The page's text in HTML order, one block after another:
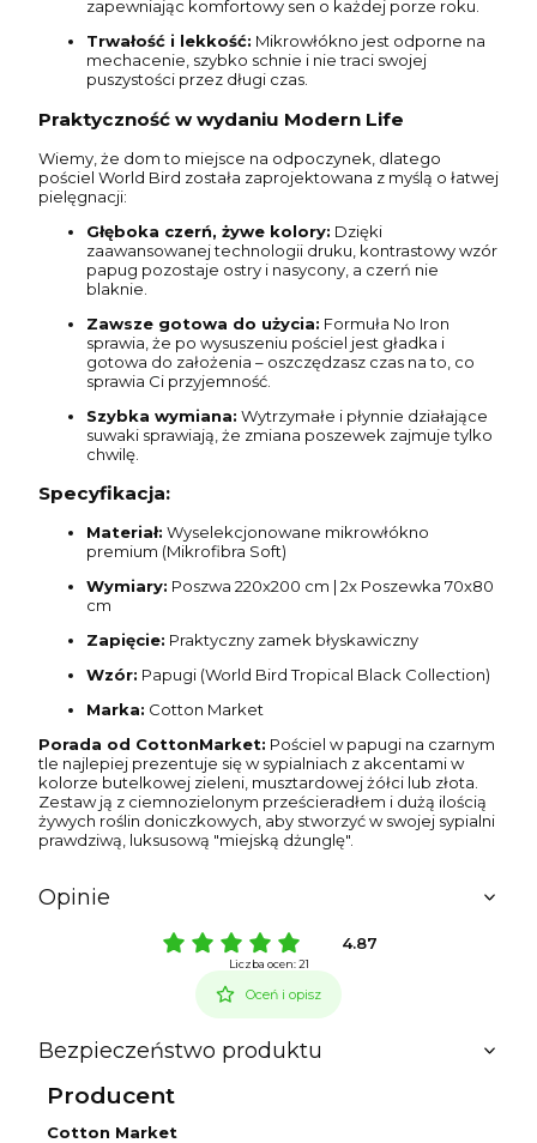
zapewniając komfortowy sen o każdej porze roku.
Trwałość i lekkość: Mikrowłókno jest odporne na
mechacenie, szybko schnie i nie traci swojej
puszystości przez długi czas.
Praktyczność w wydaniu Modern Life
Wiemy, że dom to miejsce na odpoczynek, dlatego
pościel World Bird została zaprojektowana z myślą o łatwej
pielęgnacji:
Głęboka czerń, żywe kolory: Dzięki
zaawansowanej technologii druku, kontrastowy wzór
papug pozostaje ostry i nasycony, a czerń nie
blaknie.
Zawsze gotowa do użycia: Formuła No Iron
sprawia, że po wysuszeniu pościel jest gładka i
gotowa do założenia – oszczędzasz czas na to, co
sprawia Ci przyjemność.
Szybka wymiana: Wytrzymałe i płynnie działające
suwaki sprawiają, że zmiana poszewek zajmuje tylko
chwilę.
Specyfikacja:
Materiał: Wyselekcjonowane mikrowłókno
premium (Mikrofibra Soft)
Wymiary: Poszwa 220x200 cm | 2x Poszewka 70x80
cm
Zapięcie: Praktyczny zamek błyskawiczny
Wzór: Papugi (World Bird Tropical Black Collection)
Marka: Cotton Market
Porada od CottonMarket: Pościel w papugi na czarnym
tle najlepiej prezentuje się w sypialniach z akcentami w
kolorze butelkowej zieleni, musztardowej żółci lub złota.
Zestaw ją z ciemnozielonym prześcieradłem i dużą ilością
żywych roślin doniczkowych, aby stworzyć w swojej sypialni
prawdziwą, luksusową "miejską dżunglę".
Opinie
4.87
Liczba ocen: 21
Oceń i opisz
Bezpieczeństwo produktu
Producent
Cotton Market